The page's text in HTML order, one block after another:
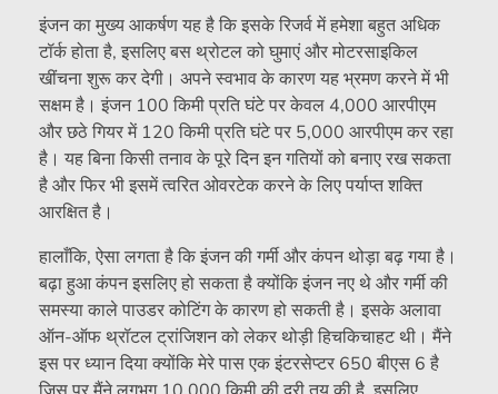
इंजन का मुख्य आकर्षण यह है कि इसके रिजर्व में हमेशा बहुत अधिक
टॉर्क होता है, इसलिए बस थ्रोटल को घुमाएं और मोटरसाइकिल
खींचना शुरू कर देगी। अपने स्वभाव के कारण यह भ्रमण करने में भी
सक्षम है। इंजन 100 किमी प्रति घंटे पर केवल 4,000 आरपीएम
और छठे गियर में 120 किमी प्रति घंटे पर 5,000 आरपीएम कर रहा
है। यह बिना किसी तनाव के पूरे दिन इन गतियों को बनाए रख सकता
है और फिर भी इसमें त्वरित ओवरटेक करने के लिए पर्याप्त शक्ति
आरक्षित है।
हालाँकि, ऐसा लगता है कि इंजन की गर्मी और कंपन थोड़ा बढ़ गया है।
बढ़ा हुआ कंपन इसलिए हो सकता है क्योंकि इंजन नए थे और गर्मी की
समस्या काले पाउडर कोटिंग के कारण हो सकती है। इसके अलावा
ऑन-ऑफ थ्रॉटल ट्रांजिशन को लेकर थोड़ी हिचकिचाहट थी। मैंने
इस पर ध्यान दिया क्योंकि मेरे पास एक इंटरसेप्टर 650 बीएस 6 है